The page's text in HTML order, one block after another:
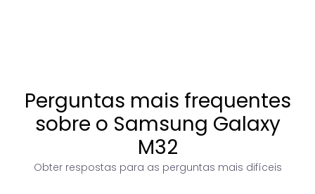
Perguntas mais frequentes
sobre o Samsung Galaxy
M32
Obter respostas para as perguntas mais difíceis